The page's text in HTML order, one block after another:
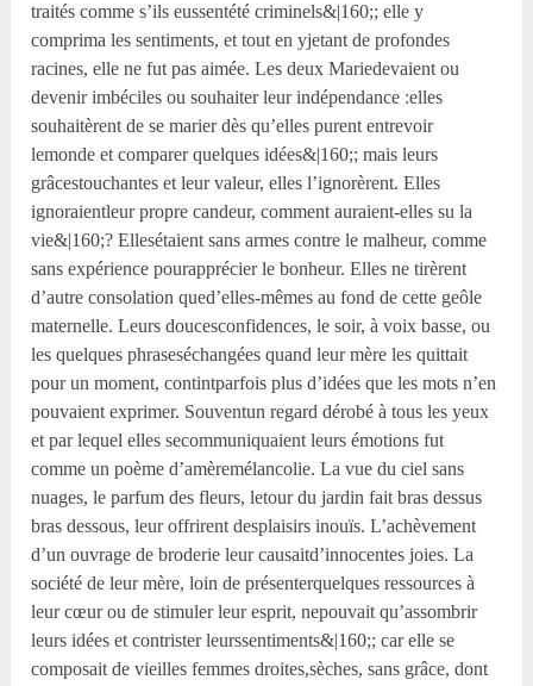
traités comme s’ils eussentété criminels&|160;; elle y
comprima les sentiments, et tout en yjetant de profondes
racines, elle ne fut pas aimée. Les deux Mariedevaient ou
devenir imbéciles ou souhaiter leur indépendance :elles
souhaitèrent de se marier dès qu’elles purent entrevoir
lemonde et comparer quelques idées&|160;; mais leurs
grâcestouchantes et leur valeur, elles l’ignorèrent. Elles
ignoraientleur propre candeur, comment auraient-elles su la
vie&|160;? Ellesétaient sans armes contre le malheur, comme
sans expérience pourapprécier le bonheur. Elles ne tirèrent
d’autre consolation qued’elles-mêmes au fond de cette geôle
maternelle. Leurs doucesconfidences, le soir, à voix basse, ou
les quelques phraseséchangées quand leur mère les quittait
pour un moment, contintparfois plus d’idées que les mots n’en
pouvaient exprimer. Souventun regard dérobé à tous les yeux
et par lequel elles secommuniquaient leurs émotions fut
comme un poème d’amèremélancolie. La vue du ciel sans
nuages, le parfum des fleurs, letour du jardin fait bras dessus
bras dessous, leur offrirent desplaisirs inouïs. L’achèvement
d’un ouvrage de broderie leur causaitd’innocentes joies. La
société de leur mère, loin de présenterquelques ressources à
leur cœur ou de stimuler leur esprit, nepouvait qu’assombrir
leurs idées et contrister leurssentiments&|160;; car elle se
composait de vieilles femmes droites,sèches, sans grâce, dont